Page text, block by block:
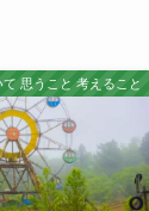
て 思うこと 考えること